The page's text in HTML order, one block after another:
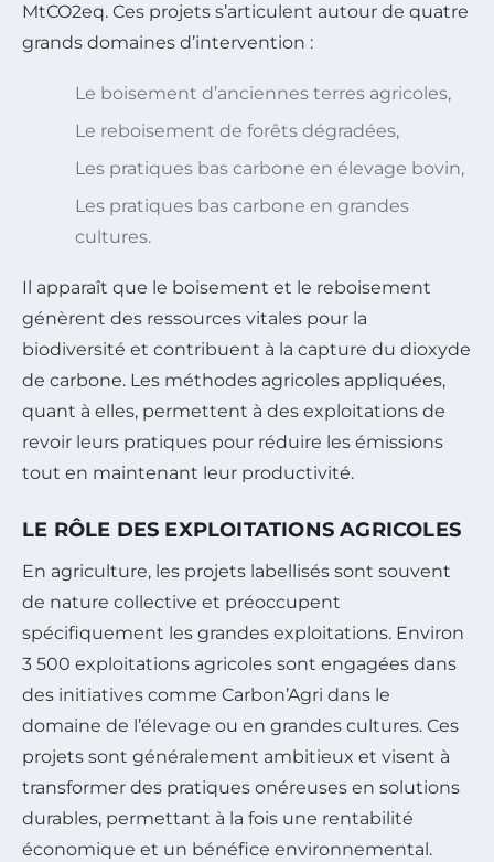
MtCO2eq. Ces projets s’articulent autour de quatre
grands domaines d’intervention :
Le boisement d’anciennes terres agricoles,
Le reboisement de forêts dégradées,
Les pratiques bas carbone en élevage bovin,
Les pratiques bas carbone en grandes
cultures.
Il apparaît que le boisement et le reboisement
génèrent des ressources vitales pour la
biodiversité et contribuent à la capture du dioxyde
de carbone. Les méthodes agricoles appliquées,
quant à elles, permettent à des exploitations de
revoir leurs pratiques pour réduire les émissions
tout en maintenant leur productivité.
LE RÔLE DES EXPLOITATIONS AGRICOLES
En agriculture, les projets labellisés sont souvent
de nature collective et préoccupent
spécifiquement les grandes exploitations. Environ
3 500 exploitations agricoles sont engagées dans
des initiatives comme Carbon’Agri dans le
domaine de l’élevage ou en grandes cultures. Ces
projets sont généralement ambitieux et visent à
transformer des pratiques onéreuses en solutions
durables, permettant à la fois une rentabilité
économique et un bénéfice environnemental.